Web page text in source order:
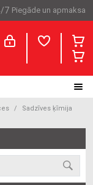
7 Piegāde un apmaksa
Sadzīves ķīmija